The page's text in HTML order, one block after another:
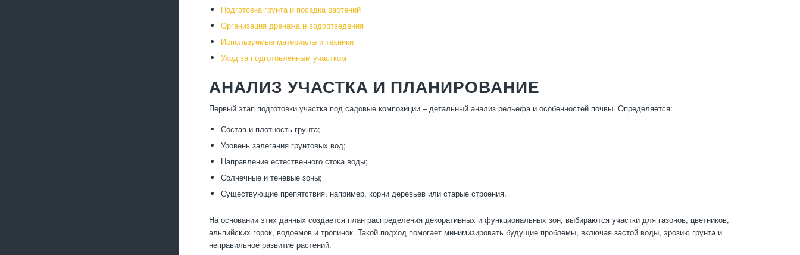
Подготовка грунта и посадка растений
Организация дренажа и водоотведения
Используемые материалы и техники
Уход за подготовленным участком
АНАЛИЗ УЧАСТКА И ПЛАНИРОВАНИЕ
Первый этап подготовки участка под садовые композиции – детальный анализ рельефа и особенностей почвы. Определяется:
Состав и плотность грунта;
Уровень залегания грунтовых вод;
Направление естественного стока воды;
Солнечные и теневые зоны;
Существующие препятствия, например, корни деревьев или старые строения.
На основании этих данных создается план распределения декоративных и функциональных зон, выбираются участки для газонов, цветников,
альпийских горок, водоемов и тропинок. Такой подход помогает минимизировать будущие проблемы, включая застой воды, эрозию грунта и
неправильное развитие растений.